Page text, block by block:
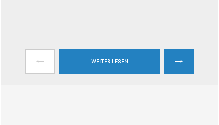
← WEITER LESEN →